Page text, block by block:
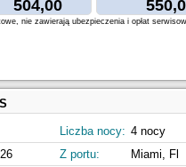
504,00
nie zawierają ubezpieczenia i opłat
Liczba nocy: 4 nocy
Z portu:
Miami, Fl